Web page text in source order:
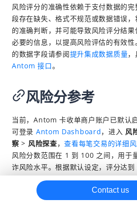
启用全托管风险管理服务
专家决策 Premium
智能抗辩 Premium
风险评分的准确性依赖于支付数据的
段存在缺失、格式不规范或数据错误
的准确判断，并可能导致风险评分结
必要的信息，以提高风险评估的有效
的数据字段请参阅提升集成数据质量
Antom 接口。
风险分参考
当前，Antom 卡收单商户账户已默认
可登录 Antom Dashboard，进入 风
察 > 风险探查，查看每笔交易的详细
风险分数范围在 1 到 100 之间， 用于
诈风险水平。根据默认设定，评分达
模型判定为高风险，建议您重点关注。
风险等级 对应分数 建
Contact us